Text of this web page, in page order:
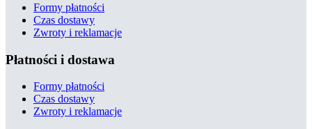
Formy płatności
Czas dostawy
Zwroty i reklamacje
Płatności i dostawa
Formy płatności
Czas dostawy
Zwroty i reklamacje